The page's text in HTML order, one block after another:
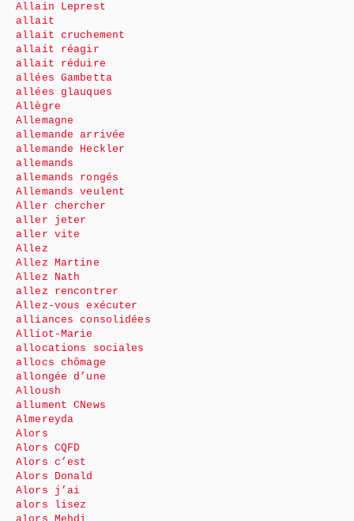
Allain Leprest
allait
allait cruchement
allait réagir
allait réduire
allées Gambetta
allées glauques
Allègre
Allemagne
allemande arrivée
allemande Heckler
allemands
allemands rongés
Allemands veulent
Aller chercher
aller jeter
aller vite
Allez
Allez Martine
Allez Nath
allez rencontrer
Allez-vous exécuter
alliances consolidées
Alliot-Marie
allocations sociales
allocs chômage
allongée d’une
Alloush
allument CNews
Almereyda
Alors
Alors CQFD
Alors c’est
Alors Donald
Alors j’ai
alors lisez